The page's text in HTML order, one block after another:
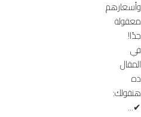
وأسعارهم
معقولة
جدًا!
في
المقال
ده
هنقولك:
✔...